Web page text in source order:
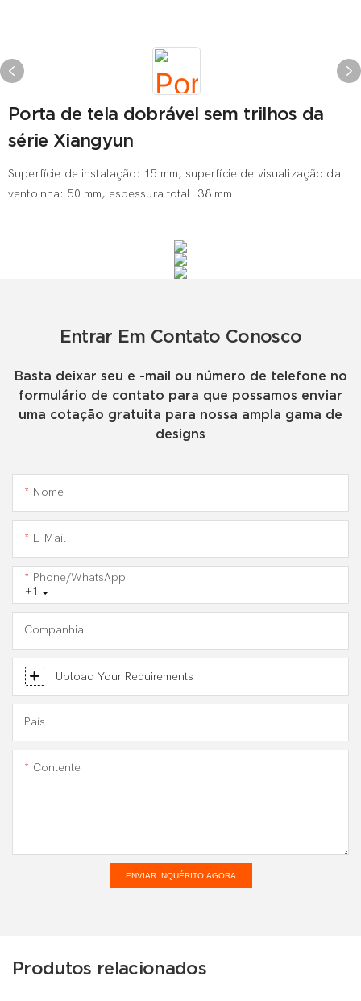
Porta de tela dobrável sem trilhos da
série Xiangyun
Superfície de instalação: 15 mm, superfície de visualização da
ventoinha: 50 mm, espessura total: 38 mm
Entrar Em Contato Conosco
Basta deixar seu e -mail ou número de telefone no
formulário de contato para que possamos enviar
uma cotação gratuita para nossa ampla gama de
designs
Nome
E-Mail
+1
Phone/WhatsApp
Companhia
Upload Your Requirements
País
Contente
ENVIAR INQUÉRITO AGORA
Produtos relacionados